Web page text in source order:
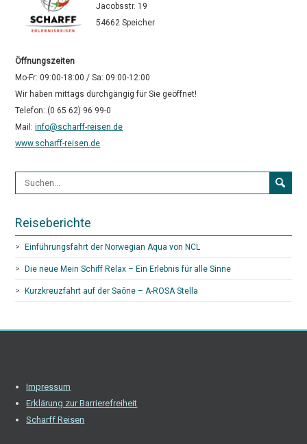
Jacobsstr. 19
54662 Speicher
Öffnungszeiten
Mo-Fr: 09:00-18:00 / Sa: 09:00-12:00
Wir haben mittags durchgängig für Sie geöffnet!
Telefon: (0 65 62) 96 99-0
Mail:info@scharff-reisen.de
www.scharff-reisen.de
Suchformular
Reiseberichte
Einführungsfahrt der Norwegian Aqua von NCL
Die neue Mein Schiff Relax – Ein Erlebnis für alle Sinne
Kurzkreuzfahrt auf der Saône – A-ROSA Stella
Impressum
Erklärung zur Barrierefreiheit
Scharff Reisen